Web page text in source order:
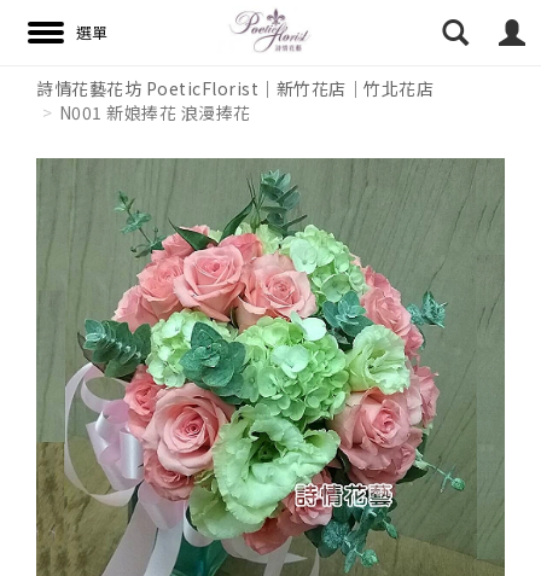
詩情花藝花坊 PoeticFlorist｜新竹花店｜竹北花店
N001 新娘捧花 浪漫捧花